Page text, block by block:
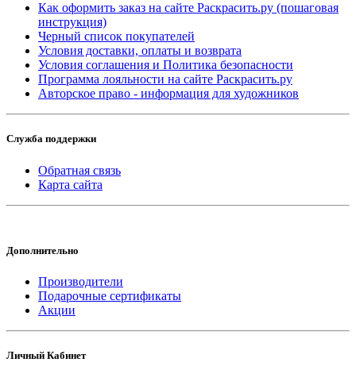
Как оформить заказ на сайте Раскрасить.ру (пошаговая
инструкция)
Черный список покупателей
Условия доставки, оплаты и возврата
Условия соглашения и Политика безопасности
Программа лояльности на сайте Раскрасить.ру
Авторское право - информация для художников
Служба поддержки
Обратная связь
Карта сайта
Дополнительно
Производители
Подарочные сертификаты
Акции
Личный Кабинет